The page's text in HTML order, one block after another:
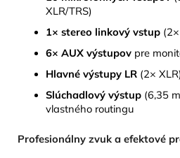
XLR/TRS)
1× stereo linkový vstup
6× AUX výstupov pre
Hlavné výstupy LR (2×
Slúchadlový výstup (6,35
vlastného routingu
Profesionálny zvuk a efektové